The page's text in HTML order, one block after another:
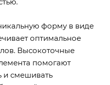
форму в виде
оптимальное
Высокоточные
помогают
и смешивать